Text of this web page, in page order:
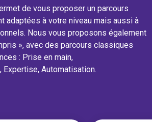
de vous proposer un parcours
adaptées à votre niveau mais aussi à
Nous vous proposons également
», avec des parcours classiques
: Prise en main,
Automatisation.